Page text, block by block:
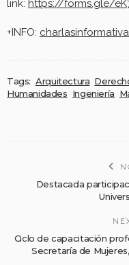
link: https://forms.gle/
+INFO:
Tags: Arquitectura
Humanidades Ingeniería
Destacada
Ciclo de capacitación
Secretaría de